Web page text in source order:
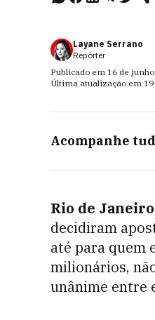
Layane Serrano
Repórter
Publicado em 16 de
Última atualização em
Acompanhe
Rio de
decidiram
até para quem
milionários,
unânime entre